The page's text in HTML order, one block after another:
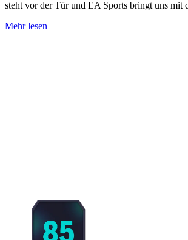
steht vor der Tür und EA Sports bringt uns mit
Mehr lesen